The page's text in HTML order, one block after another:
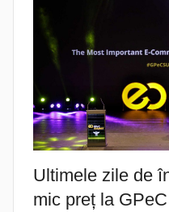
Ultimele zile de
mic preț la